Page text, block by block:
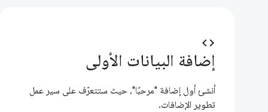
code
إضافة البيانات الأولى
أنشئ أول إضافة "مرحبًا"، حيث ستتعرّف على سير عمل
تطوير الإضافات.